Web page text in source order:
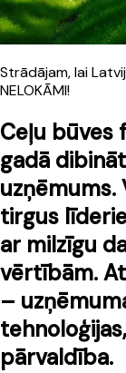
Strādājam, lai
NELOKĀMI!
Ceļu būves
gadā
uzņēmums.
tirgus
ar milzīgu
vērtībām.
–
pārvaldība.